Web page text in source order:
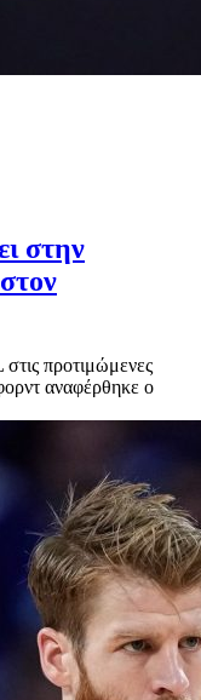
στην
προτιμώμενες
αναφέρθηκε ο